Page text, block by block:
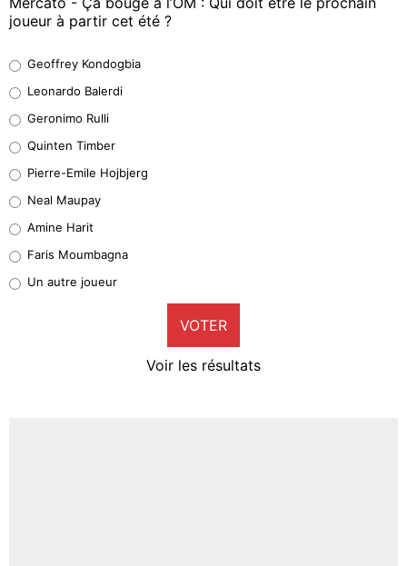
joueur à partir cet été ?
38%
32%
5%
1%
9%
Geoffrey Kondogbia
Leonardo Balerdi
Geronimo Rulli
Quinten Timber
Pierre-Emile Hojbjerg
Neal Maupay
Amine Harit
Faris Moumbagna
Un autre joueur
VOTER
Voir les résultats